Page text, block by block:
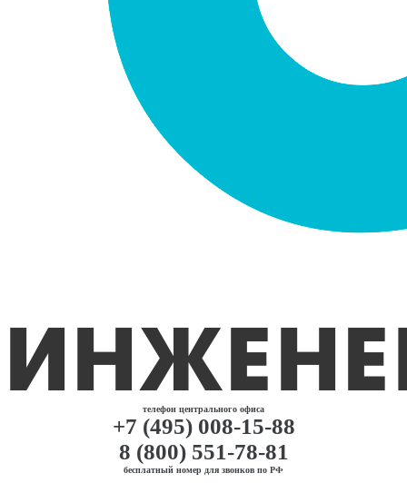
телефон центрального офиса
+7 (495) 008-15-88
8 (800) 551-78-81
бесплатный номер для звонков по РФ